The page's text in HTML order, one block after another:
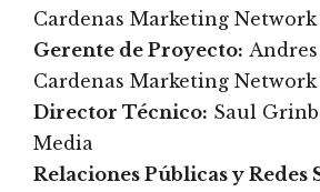
Cardenas Marketing Network
Gerente de Proyecto:
Cardenas Marketing Network
Director Técnico: Saul
Media
Relaciones Públicas y Redes